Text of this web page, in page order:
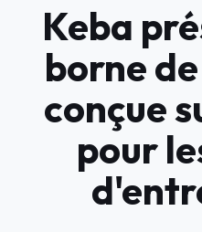
Keba
borne
conçue
pour